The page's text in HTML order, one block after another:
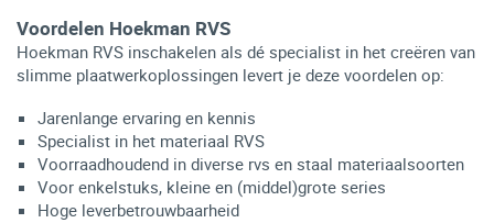
Voordelen Hoekman RVS
Hoekman RVS inschakelen als dé specialist in het creëren van
slimme plaatwerkoplossingen levert je deze voordelen op:
Jarenlange ervaring en kennis
Specialist in het materiaal RVS
Voorraadhoudend in diverse rvs en staal materiaalsoorten
Voor enkelstuks, kleine en (middel)grote series
Hoge leverbetrouwbaarheid